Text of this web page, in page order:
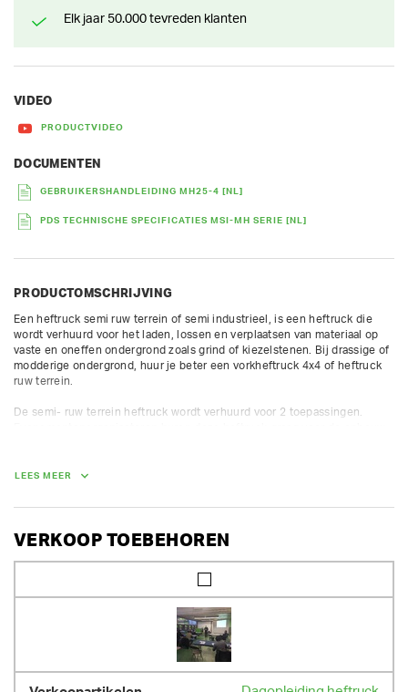
Elk jaar 50.000 tevreden klanten
VIDEO
PRODUCTVIDEO
DOCUMENTEN
GEBRUIKERSHANDLEIDING MH25-4 [NL]
PDS TECHNISCHE SPECIFICATIES MSI-MH SERIE [NL]
PRODUCTOMSCHRIJVING
Een heftruck semi ruw terrein of semi industrieel, is een heftruck die
wordt verhuurd voor het laden, lossen en verplaatsen van materiaal op
vaste en oneffen ondergrond zoals grind of kiezelstenen. Bij drassige of
modderige ondergrond, huur je beter een vorkheftruck 4x4 of heftruck
ruw terrein.
De semi- ruw terrein heftruck wordt verhuurd voor 2 toepassingen.
Max laadvermogen = 2500 kg
4500.00 kg
LEES MEER
VERKOOP TOEBEHOREN